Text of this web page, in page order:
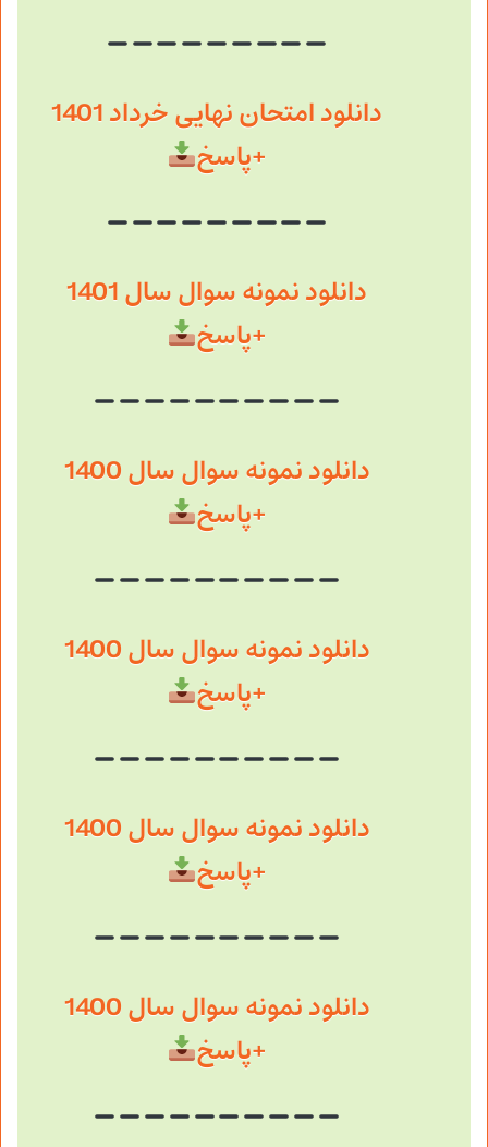
دانلود امتحان نهایی خرداد 1401
+پاسخ
دانلود نمونه سوال سال 1401
+پاسخ
دانلود نمونه سوال سال 1400
+پاسخ
دانلود نمونه سوال سال 1400
+پاسخ
دانلود نمونه سوال سال 1400
+پاسخ
دانلود نمونه سوال سال 1400
+پاسخ